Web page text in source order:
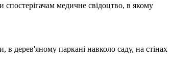
медичне свідоцтво, в якому
в дерев'яному паркані навколо саду, на стінах